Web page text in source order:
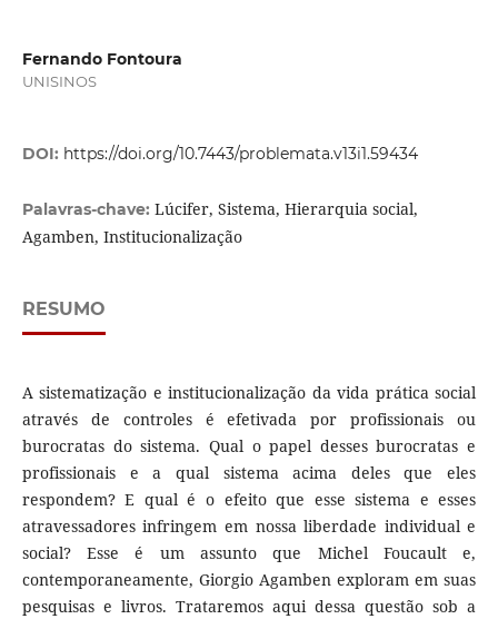
Fernando Fontoura
UNISINOS
DOI: https://doi.org/10.7443/problemata.v13i1.59434
Palavras-chave: Lúcifer, Sistema, Hierarquia social,
Agamben, Institucionalização
RESUMO
A sistematização e institucionalização da vida prática social
através de controles é efetivada por profissionais ou
burocratas do sistema. Qual o papel desses burocratas e
profissionais e a qual sistema acima deles que eles
respondem? E qual é o efeito que esse sistema e esses
atravessadores infringem em nossa liberdade individual e
social? Esse é um assunto que Michel Foucault e,
contemporaneamente, Giorgio Agamben exploram em suas
pesquisas e livros. Trataremos aqui dessa questão sob a